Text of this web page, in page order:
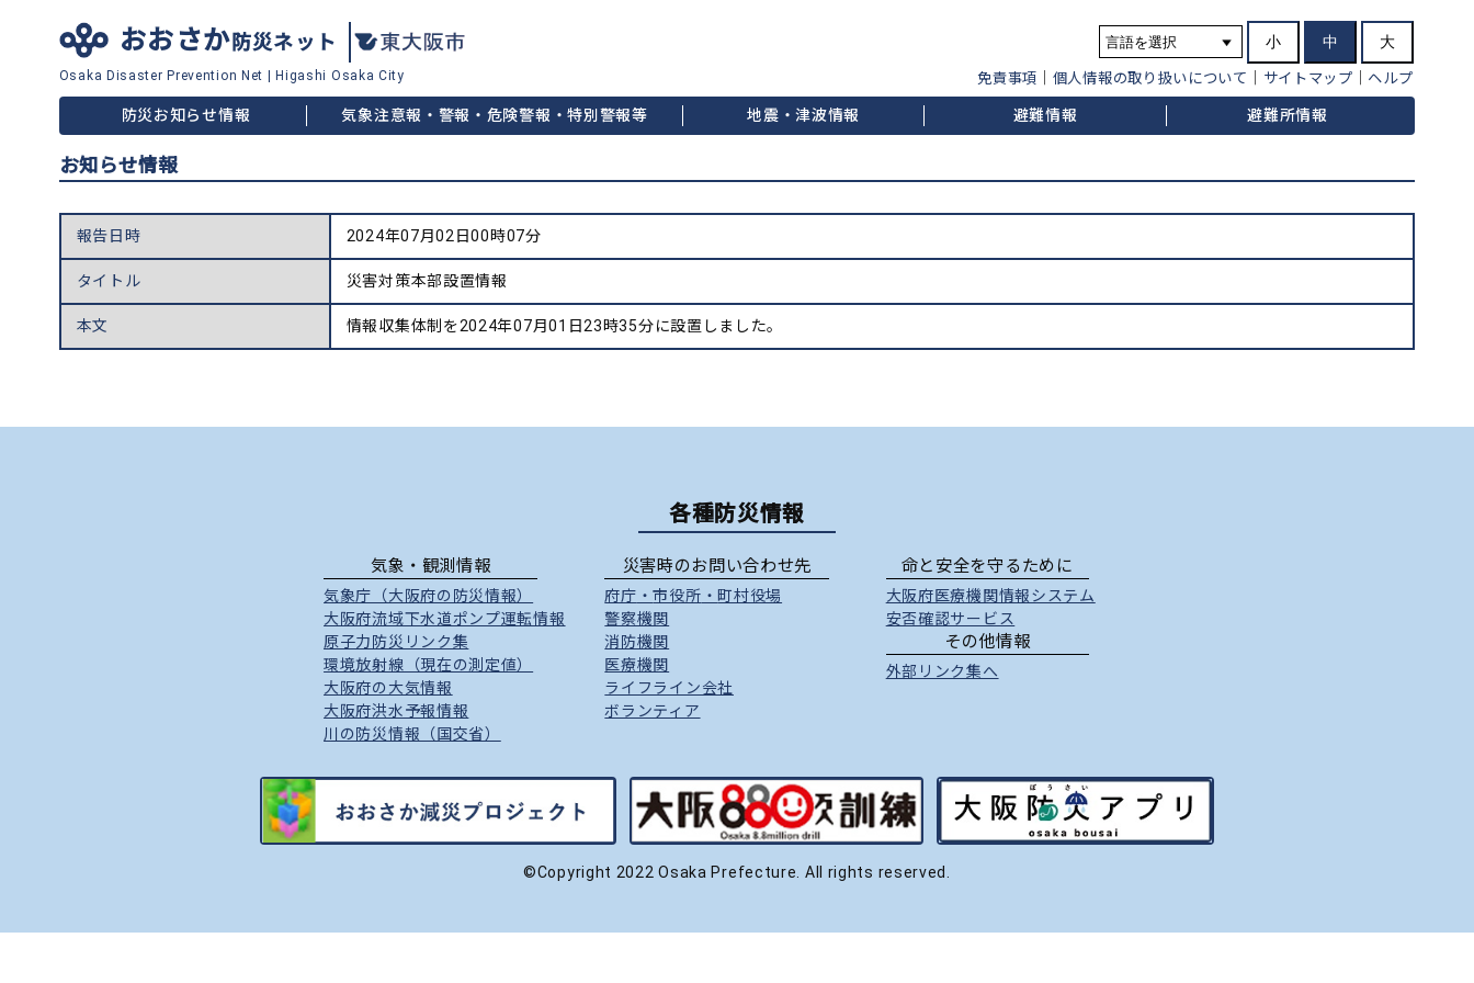
おおさか防災ネット
Osaka Disaster Prevention Net Higashi Osaka City
小 中 大
免責事項 個人情報の取り扱いについて サイトマップ ヘルプ
防災お知らせ情報 気象注意報・警報・危険警報・特別警報等 地震・津波情報 避難情報 避難所情報
お知らせ情報
報告日時 2024年07月02日00時07分
タイトル 災害対策本部設置情報
本文 情報収集体制を2024年07月01日23時35分に設置しました。
各種防災情報
気象・観測情報
気象庁（大阪府の防災情報）
大阪府流域下水道ポンプ運転情報
原子力防災リンク集
環境放射線（現在の測定値）
大阪府の大気情報
大阪府洪水予報情報
川の防災情報（国交省）
災害時のお問い合わせ先
府庁 ・市役所 ・町村役場
警察機関
消防機関
医療機関
ライフライン会社
ボランティア
命と安全を守るために
大阪府医療機関情報システム
安否確認サービス
その他情報
外部リンク集へ
©Copyright 2022 Osaka Prefecture. All rights reserved.